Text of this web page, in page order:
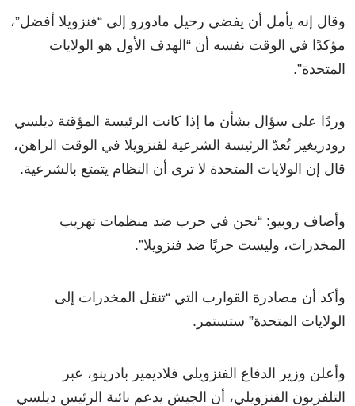
وقال إنه يأمل أن يفضي رحيل مادورو إلى “فنزويلا أفضل”،
مؤكدًا في الوقت نفسه أن “الهدف الأول هو الولايات
المتحدة”.
وردًا على سؤال بشأن ما إذا كانت الرئيسة المؤقتة ديلسي
رودريغيز تُعدّ الرئيسة الشرعية لفنزويلا في الوقت الراهن،
قال إن الولايات المتحدة لا ترى أن النظام يتمتع بالشرعية.
وأضاف روبيو: “نحن في حرب ضد منظمات تهريب
المخدرات، وليست حربًا ضد فنزويلا”.
وأكد أن مصادرة القوارب التي “تنقل المخدرات إلى
الولايات المتحدة” ستستمر.
وأعلن وزير الدفاع الفنزويلي فلاديمير بادرينو، عبر
التلفزيون الفنزويلي، أن الجيش يدعم نائبة الرئيس ديلسي